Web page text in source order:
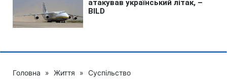
Головна » Життя » Суспільство